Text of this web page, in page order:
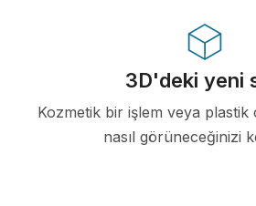
3D'deki yeni
Kozmetik bir işlem veya
nasıl görüneceğinizi